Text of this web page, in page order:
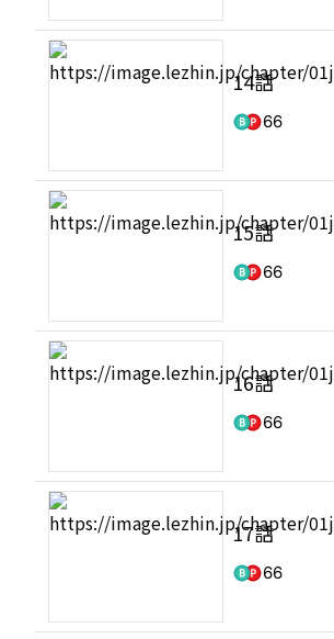
14話
66
15話
66
16話
66
17話
66